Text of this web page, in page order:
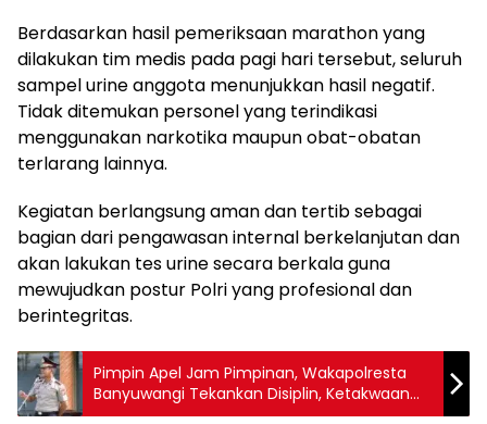
Berdasarkan hasil pemeriksaan marathon yang
dilakukan tim medis pada pagi hari tersebut, seluruh
sampel urine anggota menunjukkan hasil negatif.
Tidak ditemukan personel yang terindikasi
menggunakan narkotika maupun obat-obatan
terlarang lainnya.
Kegiatan berlangsung aman dan tertib sebagai
bagian dari pengawasan internal berkelanjutan dan
akan lakukan tes urine secara berkala guna
mewujudkan postur Polri yang profesional dan
berintegritas.
Pimpin Apel Jam Pimpinan, Wakapolresta
Banyuwangi Tekankan Disiplin, Ketakwaan
dan Profesionalisme